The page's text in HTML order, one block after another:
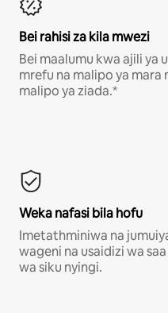
Bei rahisi za kila mwezi
Bei maalumu kwa ajili ya
mrefu na malipo ya mara
malipo ya ziada.*
Weka nafasi bila hofu
Imetathminiwa na
wageni na usaidizi wa
wa siku nyingi.